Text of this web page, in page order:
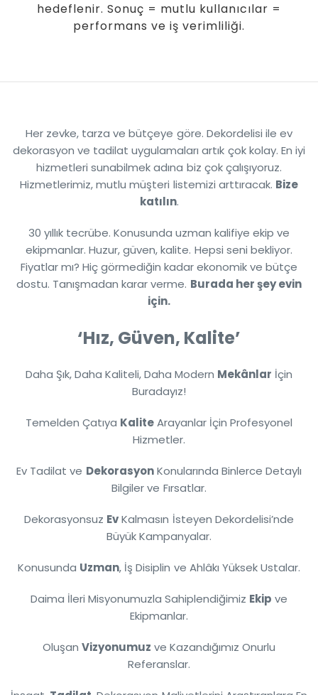
hedeflenir. Sonuç = mutlu kullanıcılar =
performans ve iş verimliliği.
Her zevke, tarza ve bütçeye göre. Dekordelisi ile ev
dekorasyon ve tadilat uygulamaları artık çok kolay. En iyi
hizmetleri sunabilmek adına biz çok çalışıyoruz.
Hizmetlerimiz, mutlu müşteri listemizi arttıracak. Bize
katılın.
30 yıllık tecrübe. Konusunda uzman kalifiye ekip ve
ekipmanlar. Huzur, güven, kalite. Hepsi seni bekliyor.
Fiyatlar mı? Hiç görmediğin kadar ekonomik ve bütçe
dostu. Tanışmadan karar verme. Burada her şey evin
için.
‘Hız, Güven, Kalite’
Daha Şık, Daha Kaliteli, Daha Modern Mekânlar İçin
Buradayız!
Temelden Çatıya KaliteArayanlar İçin Profesyonel
Hizmetler.
Ev Tadilat ve DekorasyonKonularında Binlerce Detaylı
Bilgiler ve Fırsatlar.
Dekorasyonsuz EvKalmasın İsteyen Dekordelisi’nde
Büyük Kampanyalar.
Konusunda Uzman, İş Disiplin ve Ahlâkı Yüksek Ustalar.
Daima İleri Misyonumuzla Sahiplendiğimiz Ekip ve
Ekipmanlar.
Oluşan Vizyonumuz ve Kazandığımız Onurlu
Referanslar.